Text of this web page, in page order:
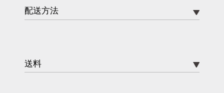
配送方法
送料